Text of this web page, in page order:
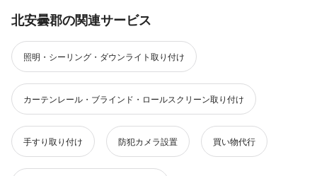
北安曇郡の関連サービス
照明・シーリング・ダウンライト取り付け
カーテンレール・ブラインド・ロールスクリーン取り付け
手すり取り付け 防犯カメラ設置 買い物代行